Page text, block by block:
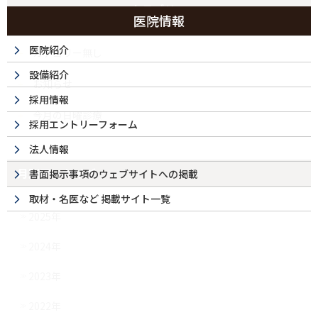
カテゴリー
カテゴリー無し
お知らせ
今月の日曜診療
月別アーカイブ
医院情報
医院紹介
設備紹介
採用情報
採用エントリーフォーム
法人情報
書面掲示事項のウェブサイトへの掲載
取材・名医など 掲載サイト一覧